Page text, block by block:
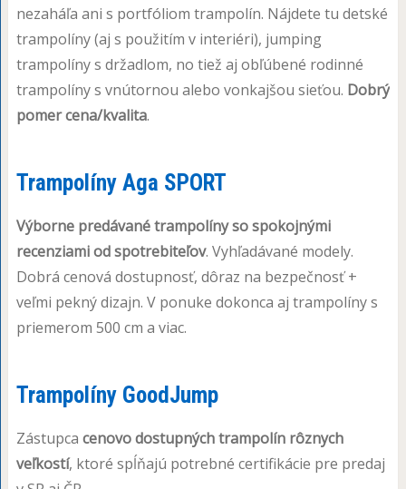
nezaháľa ani s portfóliom trampolín. Nájdete tu detské
trampolíny (aj s použitím v interiéri), jumping
trampolíny s držadlom, no tiež aj obľúbené rodinné
trampolíny s vnútornou alebo vonkajšou sieťou. Dobrý
pomer cena/kvalita.
Trampolíny Aga SPORT
Výborne predávané trampolíny so spokojnými
recenziami od spotrebiteľov. Vyhľadávané modely.
Dobrá cenová dostupnosť, dôraz na bezpečnosť +
veľmi pekný dizajn. V ponuke dokonca aj trampolíny s
priemerom 500 cm a viac.
Trampolíny GoodJump
Zástupca cenovo dostupných trampolín rôznych
veľkostí, ktoré spĺňajú potrebné certifikácie pre predaj